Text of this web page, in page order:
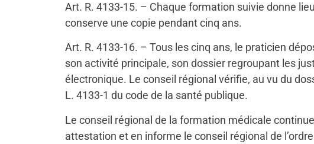
Art. R. 4133-15. – Chaque formation suivie donne
conserve une copie pendant cinq ans.
Art. R. 4133-16. – Tous les cinq ans, le praticien
son activité principale, son dossier regroupant les
électronique. Le conseil régional vérifie, au vu du
L. 4133-1 du code de la santé publique.
Le conseil régional de la formation médicale
attestation et en informe le conseil régional de